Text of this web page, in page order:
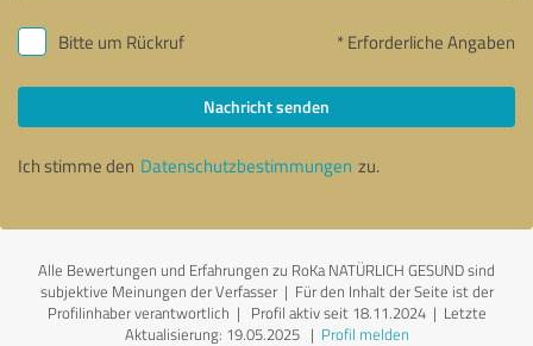
Bitte um Rückruf * Erforderliche Angaben
Nachricht senden
Ich stimme den Datenschutzbestimmungen zu.
Alle Bewertungen und Erfahrungen zu RoKa NATÜRLICH GESUND sind
subjektive Meinungen der Verfasser | Für den Inhalt der Seite ist der
Profilinhaber verantwortlich | Profil aktiv seit 18.11.2024 | Letzte
Aktualisierung: 19.05.2025| Profil melden